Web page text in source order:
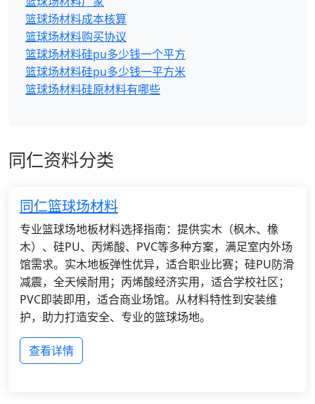
篮球场材料成本核算
篮球场材料购买协议
篮球场材料硅pu多少钱一个平方
篮球场材料硅pu多少钱一平方米
篮球场材料硅原材料有哪些
同仁资料分类
同仁篮球场材料
专业篮球场地板材料选择指南：提供实木（枫木、橡
木）、硅PU、丙烯酸、PVC等多种方案，满足室内外场
馆需求。实木地板弹性优异，适合职业比赛；硅PU防滑
减震，全天候耐用；丙烯酸经济实用，适合学校社区；
PVC即装即用，适合商业场馆。从材料特性到安装维
护，助力打造安全、专业的篮球场地。
查看详情